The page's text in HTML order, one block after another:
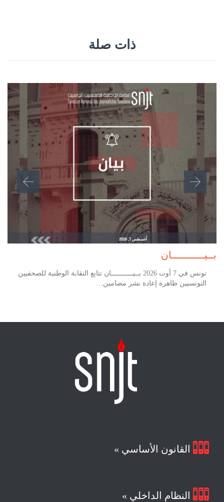
ذات صلة
أغسطس 7, 2026
بــيـــــــــــان
تونس في 7 أوت 2026 بــيـــــــــــان تتابع النقابة الوطنية للصحفيين
التونسيين ظاهرة إعادة نشر مضامين…
 القانون الأساسي »
 النظام الداخلي »